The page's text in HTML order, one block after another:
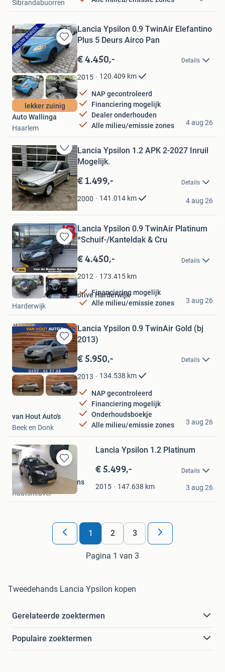
Sibrandabuorren
Bewaren
in
Mijn
Favorieten
lekker zuinig
Lancia Ypsilon 0.9 TwinAir Elefantino
Plus 5 Deurs Airco Pan
€ 4.450,- Details
2015 120.409 km
NAP gecontroleerd
Financiering mogelijk
Dealer onderhouden
Alle milieu/emissie zones
Auto Wallinga
Haarlem
4 aug 26
Bewaren
in
Mijn
Favorieten
Lancia Ypsilon 1.2 APK 2-2027 Inruil
Mogelijk.
€ 1.499,- Details
2000 141.014 km
Hoeve Auto's
Nieuwleusen
4 aug 26
Bewaren
in
Mijn
Favorieten
Lancia Ypsilon 0.9 TwinAir Platinum
*Schuif-/Kanteldak & Cru
€ 4.450,- Details
2012 173.415 km
Financiering mogelijk
Alle milieu/emissie zones
Van de Bunte Automotive Harderwijk
Harderwijk
3 aug 26
Bewaren
in
Mijn
Favorieten
Lancia Ypsilon 0.9 TwinAir Gold (bj
2013)
€ 5.950,- Details
2013 134.538 km
NAP gecontroleerd
Financiering mogelijk
Onderhoudsboekje
Alle milieu/emissie zones
van Hout Auto's
Beek en Donk
3 aug 26
Bewaren
in
Mijn
Favorieten
Lancia Ypsilon 1.2 Platinum
€ 5.499,- Details
2015 147.638 km
Carlusso Camper Vans
Kaatsheuvel
3 aug 26
1 2 3
Pagina 1 van 3
Tweedehands Lancia Ypsilon kopen
Gerelateerde zoektermen
Populaire zoektermen